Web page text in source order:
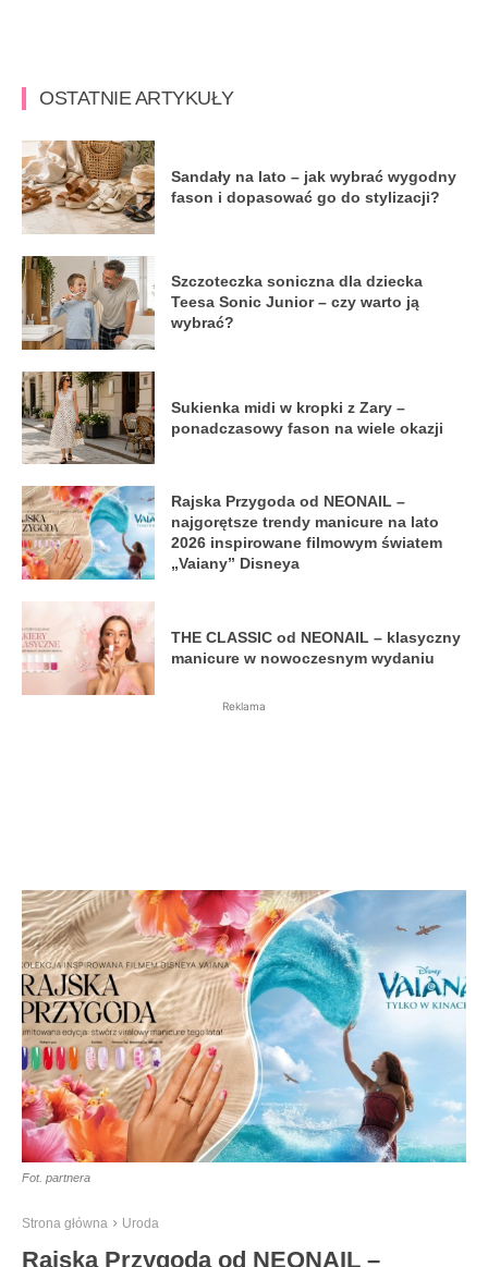
OSTATNIE ARTYKUŁY
Sandały na lato – jak wybrać wygodny
fason i dopasować go do stylizacji?
Szczoteczka soniczna dla dziecka
Teesa Sonic Junior – czy warto ją
wybrać?
Sukienka midi w kropki z Zary –
ponadczasowy fason na wiele okazji
Rajska Przygoda od NEONAIL –
najgorętsze trendy manicure na lato
2026 inspirowane filmowym światem
„Vaiany” Disneya
THE CLASSIC od NEONAIL – klasyczny
manicure w nowoczesnym wydaniu
Reklama